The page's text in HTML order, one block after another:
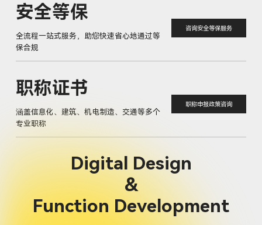
安全等保
全流程一站式服务，助您快速省心地通过等
保合规
咨询安全等保服务
职称证书
涵盖信息化、建筑、机电制造、交通等多个
专业职称
职称申报政策咨询